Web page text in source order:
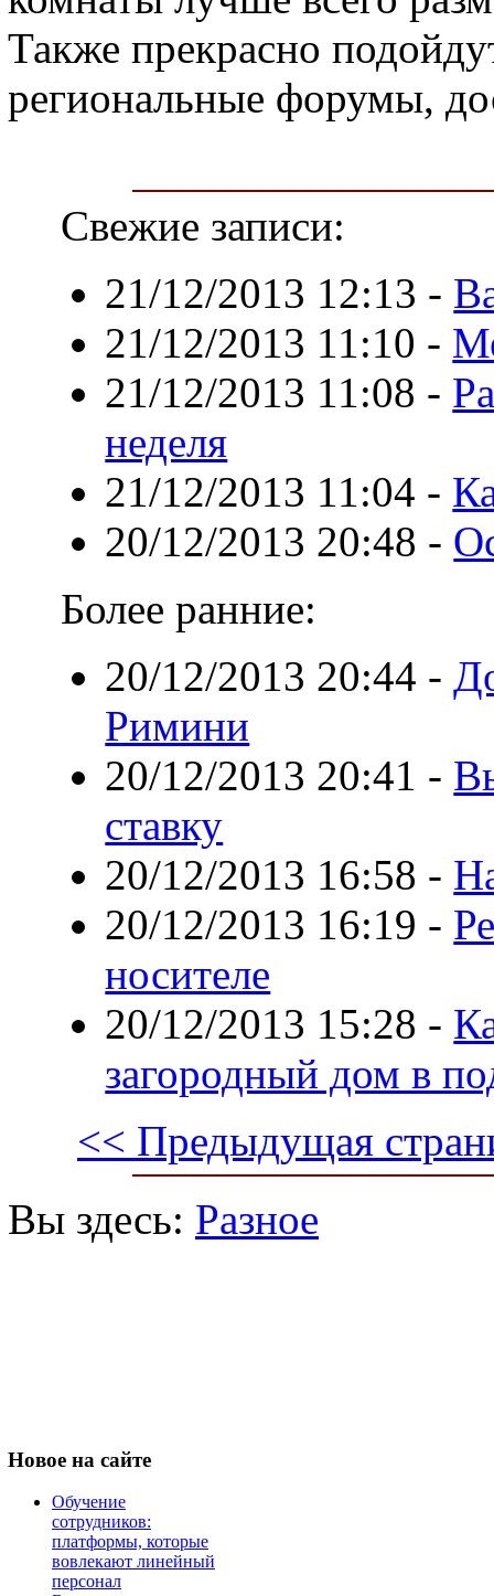
Также прекрасно
региональные форумы,
Свежие записи:
21/12/2013 12:13 -
21/12/2013 11:10 -
21/12/2013 11:08 -
неделя
21/12/2013 11:04 -
20/12/2013 20:48 -
Более ранние:
20/12/2013 20:44 -
Римини
20/12/2013 20:41 -
ставку
20/12/2013 16:58 -
20/12/2013 16:19 -
носителе
20/12/2013 15:28 -
загородный дом в
<< Предыдущая
Вы здесь: Разное
Новое на сайте
Обучение
сотрудников:
платформы, которые
вовлекают линейный
персонал